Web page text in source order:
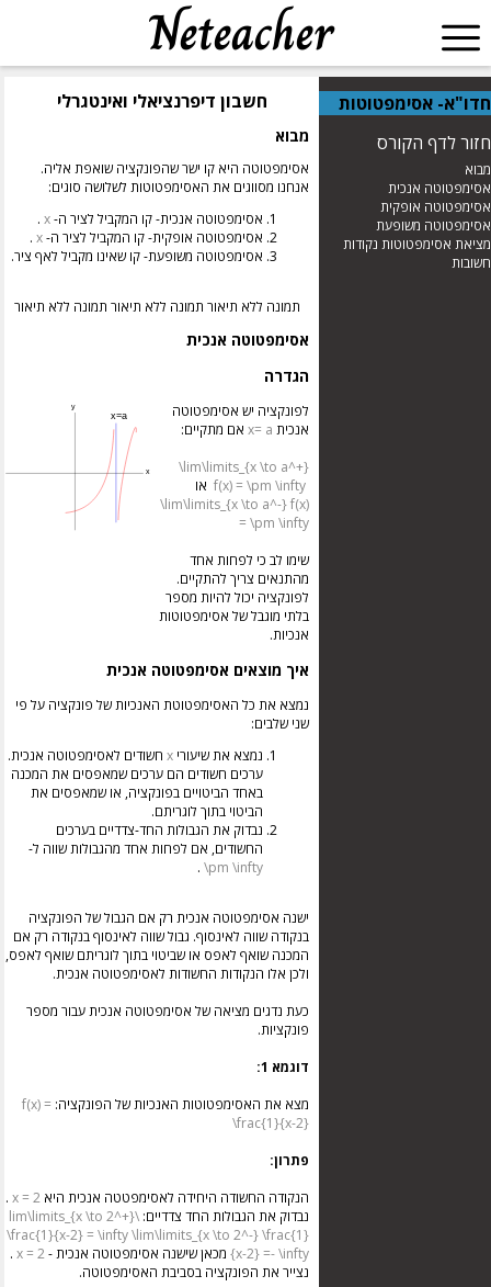
חדו"א- אסימפטוטות
חזור לדף הקורס
מבוא
אסימפטוטה אנכית
אסימפטוטה אופקית
אסימפטוטה משופעת
מציאת אסימפטוטות נקודות
חשובות
חשבון דיפרנציאלי ואינטגרלי
מבוא
אסימפטוטה היא קו ישר שהפונקציה שואפת אליה.
אנחנו מסווגים את האסימפטוטות לשלושה סוגים:
אסימפטוטה אנכית- קו המקביל לציר ה-x
.
אסימפטוטה אופקית- קו המקביל לציר ה-x
.
אסימפטוטה משופעת- קו שאינו מקביל לאף ציר.
אסימפטוטה אנכית
הגדרה
לפונקציה יש אסימפטוטה
אנכית x= a אם מתקיים:
\lim\limits_{x \to a^+}
f(x) = \pm \infty או
\lim\limits_{x \to a^-} f(x)
= \pm \infty
שימו לב כי לפחות אחד
מהתנאים צריך להתקיים.
לפונקציה יכול להיות מספר
בלתי מוגבל של אסימפטוטות
אנכיות.
איך מוצאים אסימפטוטה אנכית
נמצא את כל האסימפטוטת האנכיות של פונקציה על פי
שני שלבים:
נמצא את שיעורי xחשודים לאסימפטוטה אנכית.
ערכים חשודים הם ערכים שמאפסים את המכנה
באחד הביטויים בפונקציה, או שמאפסים את
הביטוי בתוך לוגריתם.
נבדוק את הגבולות החד-צדדיים בערכים
החשודים, אם לפחות אחד מהגבולות שווה ל-
\pm \infty
.
ישנה אסימפטוטה אנכית רק אם הגבול של הפונקציה
בנקודה שווה לאינסוף. גבול שווה לאינסוף בנקודה רק אם
המכנה שואף לאפס או שביטוי בתוך לוגריתם שואף לאפס,
ולכן אלו הנקודות החשודות לאסימפטוטה אנכית.
כעת נדגים מציאה של אסימפטוטה אנכית עבור מספר
פונקציות.
דוגמא 1:
מצא את האסימפטוטות האנכיות של הפונקציה: f(x) =
\frac{1}{x-2}
פתרון:
הנקודה החשודה היחידה לאסימפטטה אנכית היאx = 2
.
נבדוק את הגבולות החד צדדיים: \lim\limits_{x \to 2^+}
\frac{1}{x-2} = \infty\lim\limits_{x \to 2^-} \frac{1}
{x-2} =- \infty מכאן שישנה אסימפטוטה אנכית -x = 2
.
נצייר את הפונקציה בסביבת האסימפטוטה.